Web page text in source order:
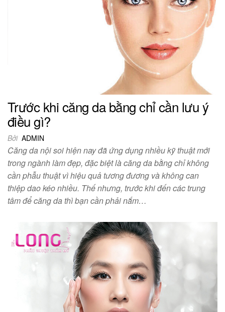
Trước khi căng da bằng chỉ cần lưu ý
điều gì?
Bởi ADMIN
Căng da nội soi hiện nay đã ứng dụng nhiều kỹ thuật mới
trong ngành làm đẹp, đặc biệt là căng da bằng chỉ không
cần phẫu thuật vì hiệu quả tương đương và không can
thiệp dao kéo nhiều. Thế nhưng, trước khi đến các trung
tâm để căng da thì bạn cần phải nắm…